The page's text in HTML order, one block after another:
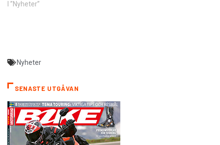
I ”Nyheter”
Nyheter
SENASTE UTGÅVAN